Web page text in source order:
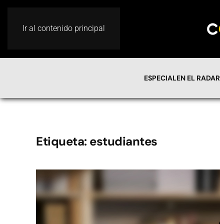
Ir al contenido principal
ESPECIALEN EL RADAR
Etiqueta: estudiantes